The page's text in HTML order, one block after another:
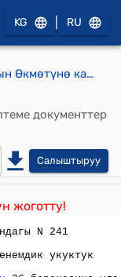
KG RU
Кыргыз Республикасынын Өкмөтүнө караштуу Энергетика боюнча мамлекеттик агенттиктин Аткаруу кеңешинин 25.11.2002-жылдагы "Электр жана жылуулук энергиясына тарифтерди колдонуу боюнча нускама жөнүндө" № 191-т токтомуна өзгөртүүлөрдү жана толуктоолорду киргизүү жөнүндө КЫРГЫЗ РЕСПУБЛИКАСЫНЫН ӨНӨР ЖАЙ, ЭНЕРГЕТИКА ЖАНА ОТУН РЕСУРСТАР МИНИСТРЛИГИНЕ КАРАШТУУ ОТУН-ЭНЕРГЕТИКАЛЫК КОМПЛЕКСТИ ЖӨНГӨ САЛУУ БОЮНЧА МАМЛЕКЕТТИК ДЕПАРТАМЕНТИНИН АТКАРУУЧУ КЕЊЕШИНИН ТОКТОМУ
документтер
Салыштыруу
жоготту!